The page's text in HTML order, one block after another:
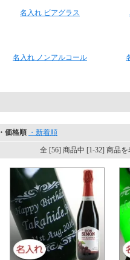
名入れ ビアグラス
名入れ ノンアルコール
・価格順 ・新着順
全 [56] 商品中 [1-32] 商品を